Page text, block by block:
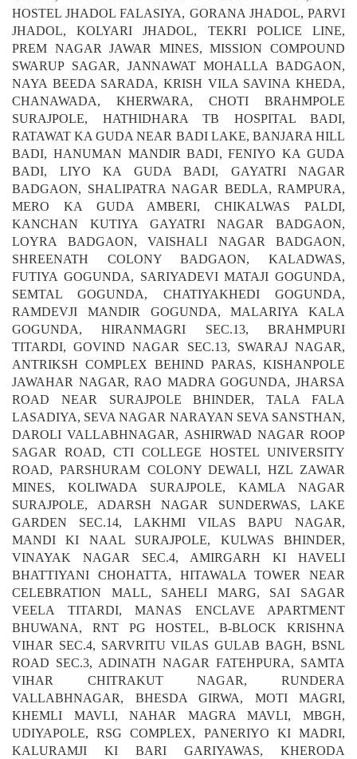
MAGRI, ALKAPURI NEAR LAKEND HOTEL, KBJ
HOSTEL JHADOL FALASIYA, GORANA JHADOL, PARVI
JHADOL, KOLYARI JHADOL, TEKRI POLICE LINE,
PREM NAGAR JAWAR MINES, MISSION COMPOUND
SWARUP SAGAR, JANNAWAT MOHALLA BADGAON,
NAYA BEEDA SARADA, KRISH VILA SAVINA KHEDA,
CHANAWADA, KHERWARA, CHOTI BRAHMPOLE
SURAJPOLE, HATHIDHARA TB HOSPITAL BADI,
RATAWAT KA GUDA NEAR BADI LAKE, BANJARA HILL
BADI, HANUMAN MANDIR BADI, FENIYO KA GUDA
BADI, LIYO KA GUDA BADI, GAYATRI NAGAR
BADGAON, SHALIPATRA NAGAR BEDLA, RAMPURA,
MERO KA GUDA AMBERI, CHIKALWAS PALDI,
KANCHAN KUTIYA GAYATRI NAGAR BADGAON,
LOYRA BADGAON, VAISHALI NAGAR BADGAON,
SHREENATH COLONY BADGAON, KALADWAS,
FUTIYA GOGUNDA, SARIYADEVI MATAJI GOGUNDA,
SEMTAL GOGUNDA, CHATIYAKHEDI GOGUNDA,
RAMDEVJI MANDIR GOGUNDA, MALARIYA KALA
GOGUNDA, HIRANMAGRI SEC.13, BRAHMPURI
TITARDI, GOVIND NAGAR SEC.13, SWARAJ NAGAR,
ANTRIKSH COMPLEX BEHIND PARAS, KISHANPOLE
JAWAHAR NAGAR, RAO MADRA GOGUNDA, JHARSA
ROAD NEAR SURAJPOLE BHINDER, TALA FALA
LASADIYA, SEVA NAGAR NARAYAN SEVA SANSTHAN,
DAROLI VALLABHNAGAR, ASHIRWAD NAGAR ROOP
SAGAR ROAD, CTI COLLEGE HOSTEL UNIVERSITY
ROAD, PARSHURAM COLONY DEWALI, HZL ZAWAR
MINES, KOLIWADA SURAJPOLE, KAMLA NAGAR
SURAJPOLE, ADARSH NAGAR SUNDERWAS, LAKE
GARDEN SEC.14, LAKHMI VILAS BAPU NAGAR,
MANDI KI NAAL SURAJPOLE, KULWAS BHINDER,
VINAYAK NAGAR SEC.4, AMIRGARH KI HAVELI
BHATTIYANI CHOHATTA, HITAWALA TOWER NEAR
CELEBRATION MALL, SAHELI MARG, SAI SAGAR
VEELA TITARDI, MANAS ENCLAVE APARTMENT
BHUWANA, RNT PG HOSTEL, B-BLOCK KRISHNA
VIHAR SEC.4, SARVRITU VILAS GULAB BAGH, BSNL
ROAD SEC.3, ADINATH NAGAR FATEHPURA, SAMTA
VIHAR CHITRAKUT NAGAR, RUNDERA
VALLABHNAGAR, BHESDA GIRWA, MOTI MAGRI,
KHEMLI MAVLI, NAHAR MAGRA MAVLI, MBGH,
UDIYAPOLE, RSG COMPLEX, PANERIYO KI MADRI,